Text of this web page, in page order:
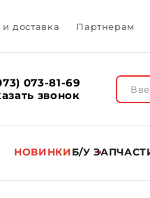
доставка Партнерам
073-81-69
звонок
НОВИНКИБ/У